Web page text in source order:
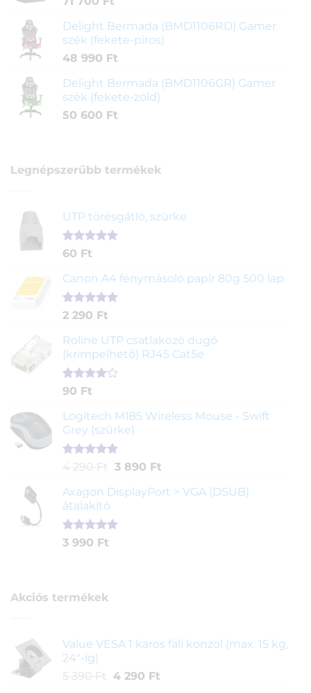
Delight Bermada (BMD1106RD) Gamer
szék (fekete-piros)
48 990 Ft
Delight Bermada (BMD1106GR) Gamer
szék (fekete-zöld)
50 600 Ft
Legnépszerűbb termékek
UTP törésgátló, szürke
Értékelés
ből,
1
értékelés
alapján
60 Ft
Canon A4 fénymásoló papír 80g 500 lap
Értékelés
ből,
2
értékelés
alapján
2 290 Ft
Roline UTP csatlakozó dugó
(krimpelhető) RJ45 Cat5e
Értékelés
5-ből,
2
értékelés
alapján
90 Ft
Logitech M185 Wireless Mouse - Swift
Grey (szürke)
Értékelés
ből,
1
értékelés
alapján
4 290 Ft Original
was:
290 Ft.
3 890 FtCurrent
is:
Axagon DisplayPort > VGA (DSUB)
átalakító
Értékelés
1
3 990 Ft
Akciós termékek
Value VESA 1 karos fali konzol (max. 15 kg,
24"-ig)
5 390 Ft Original
4 290 FtCurrent